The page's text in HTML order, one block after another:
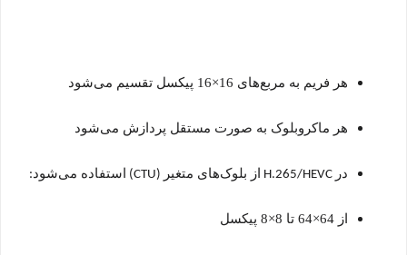
هر فریم به مربع‌های 16×16 پیکسل تقسیم می‌شود
هر ماکروبلوک به صورت مستقل پردازش می‌شود
در از بلوک‌های متغیر (CTU) استفاده می‌شود:
از 64×64 تا 8×8 پیکسل